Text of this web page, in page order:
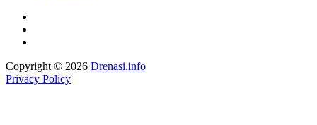
Copyright © 2026 Drenasi.info
Privacy Policy